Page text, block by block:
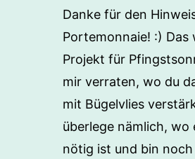
Danke für den
Portemonnaie! :) Das
Projekt für
mir verraten, wo du
mit Bügelvlies
überlege nämlich, wo
nötig ist und bin